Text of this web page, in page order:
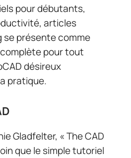
pour débutants,
articles
se présente comme
pour tout
désireux
pratique.
Gladfelter, « The CAD
que le simple tutoriel